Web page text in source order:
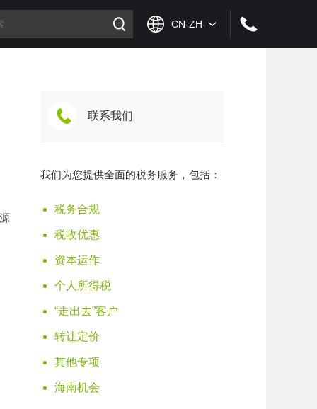
联系我们
我们为您提供全面的税务服务，包括：
税务合规
税收优惠
资本运作
个人所得税
“走出去”客户
转让定价
其他专项
海南机会